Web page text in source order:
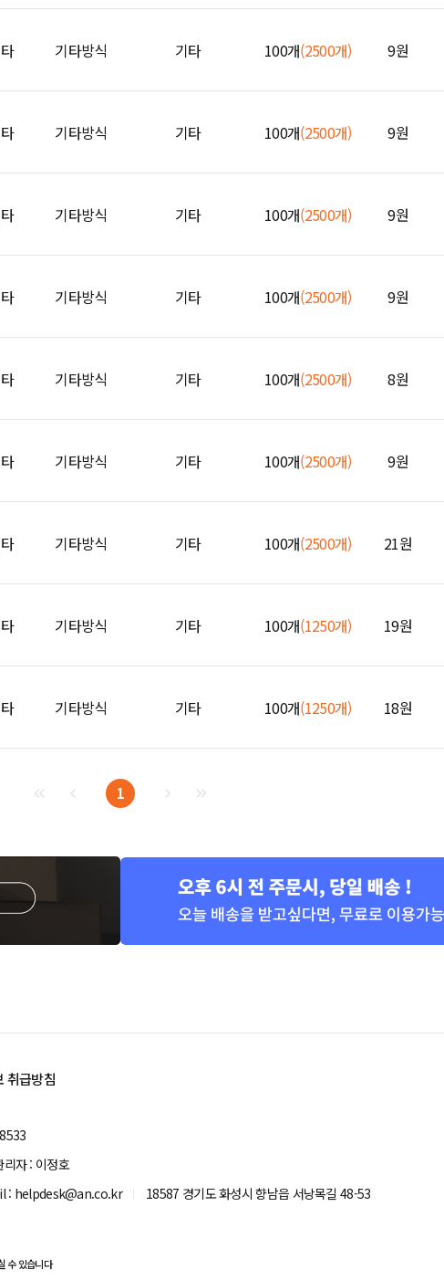
기타방식 기타 100개(2500개) 9원
기타방식 기타 100개(2500개) 9원
기타방식 기타 100개(2500개) 9원
기타방식 기타 100개(2500개) 9원
기타방식 기타 100개(2500개) 8원
기타방식 기타 100개(2500개) 9원
기타방식 기타 100개(2500개) 21원
기타방식 기타 100개(1250개) 19원
기타방식 기타 100개(1250개) 18원
1
취급방침
자 : 이정호
: helpdesk@an.co.kr 18587 경기도 화성시 향남읍 서낭목길 48-53
수 있습니다